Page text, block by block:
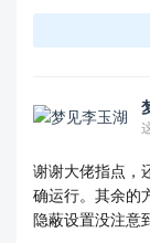
谢谢大佬指点，
确运行。其余的
隐蔽设置没注意